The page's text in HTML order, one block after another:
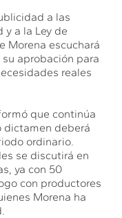
a las
y a la Ley de
Morena escuchará
aprobación para
reales
que continúa
dictamen deberá
ordinario.
se discutirá en
ya con 50
con productores
Morena ha